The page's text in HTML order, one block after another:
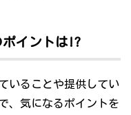
ポイントは!?
いることや提供してい
、気になるポイントを